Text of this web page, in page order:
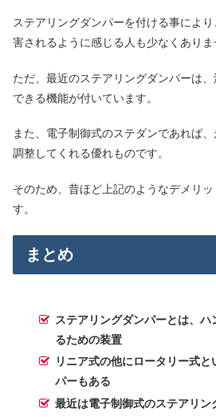
ステアリングダンパーを付ける事によ
害されるように感じる人も少なくありま
ただ、最近のステアリングダンパーは
できる機能が付いています。
また、電子制御式のステダンであれば
調整してくれる優れものです。
そのため、昔ほど上記のようなデメリ
す。
まとめ
ステアリングダンパーとは、
るための装置
リニア式の他にロータリー式
パーもある
最近は電子制御式のステアリン